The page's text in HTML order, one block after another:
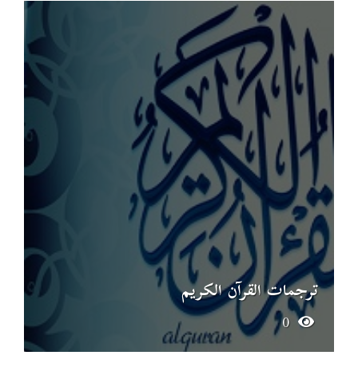
ترجمات القرآن الكريم
0